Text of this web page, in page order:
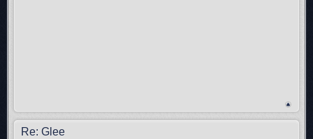
Re: Glee